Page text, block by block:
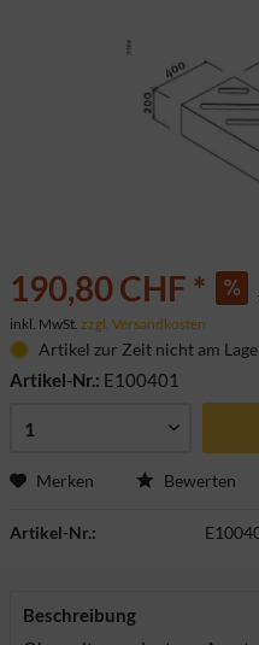
190,80 CHF *
inkl. MwSt. zzgl. Versandkosten
Artikel zur Zeit nicht am
Artikel-Nr.: E100401
Merken Bewerten
Artikel-Nr.:
Beschreibung